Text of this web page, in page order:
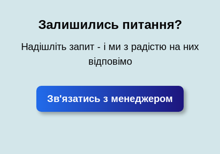
Залишились питання?
Надішліть запит - і ми з радістю на них
відповімо
Зв'язатись з менеджером